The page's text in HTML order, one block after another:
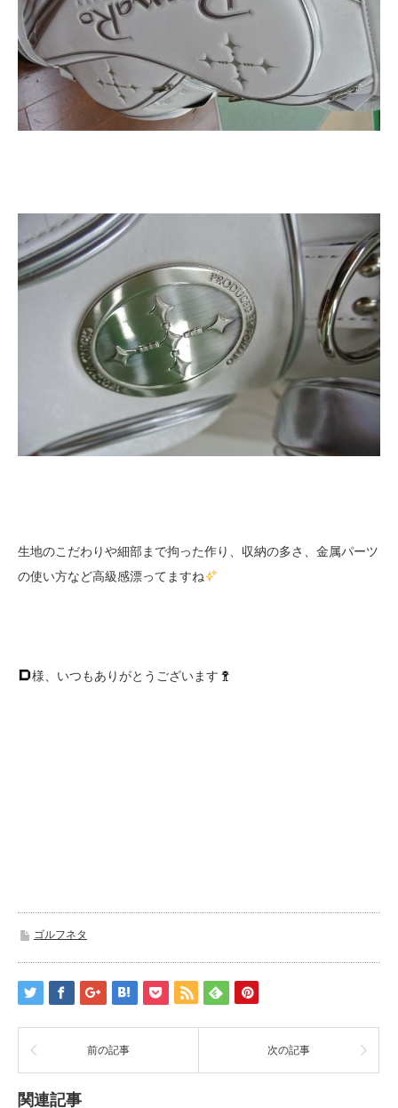
生地のこだわりや細部まで拘った作り、収納の多さ、金属パーツ
の使い方など高級感漂ってますね
様、いつもありがとうございます
ゴルフネタ
前の記事 次の記事
関連記事